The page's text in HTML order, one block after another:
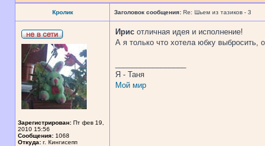
Кролик Заголовок сообщения: Re: Шьем из тазиков - 3
Зарегистрирован: Пт фев 19,
2010 15:56
Сообщения: 1068
Откуда: г. Кингисепп
Ирис отличная идея и исполнение!
А я только что хотела юбку выбросить,
Я - Таня
Мой мир